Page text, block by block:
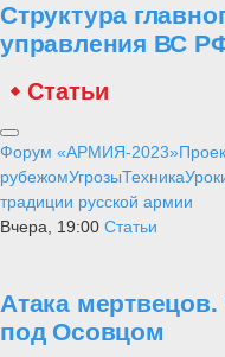
Структура
управления ВС
Статьи
Форум «АРМИЯ-2023»
рубежомУгрозыТехника
традиции русской армии
Вчера, 19:00 Статьи
Атака
под Осовцом